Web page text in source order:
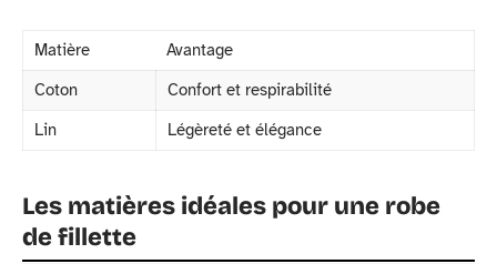
Matière
Avantage
Coton
Confort et respirabilité
Lin
Légèreté et élégance
Les matières idéales pour une robe
de fillette